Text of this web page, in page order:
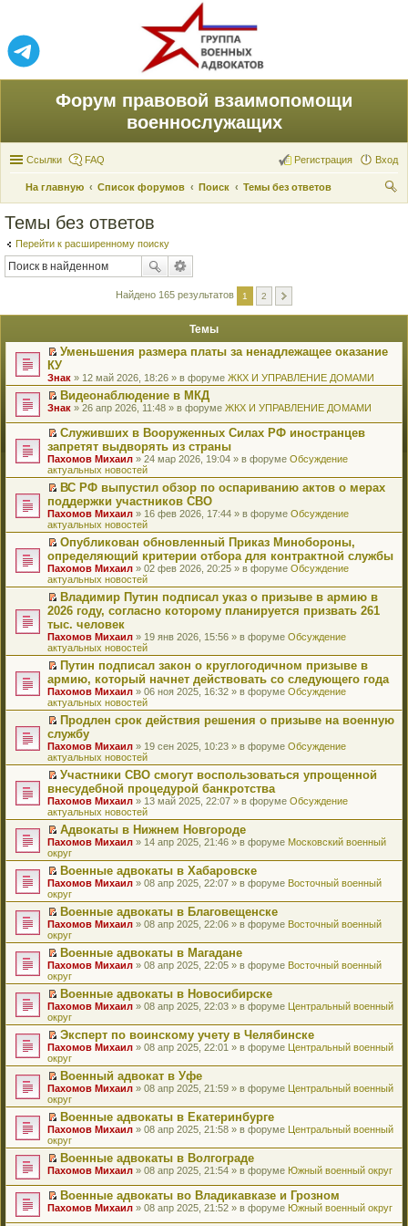
Форум правовой взаимопомощи
военнослужащих
Ссылки FAQ Вход
Регистрация
На главную Список форумов Поиск
Темы без ответов
Темы без ответов
Перейти к расширенному поиску
Найдено 165 результатов 1 2
Темы
П
е
р
е
й
и
к
п
е
р
в
о
м
у
н
е
п
р
о
ч
и
т
а
н
н
о
м
у
с
о
о
б
щ
е
н
и
ю
Уменьшения размера платы за ненадлежащее оказание
КУ
Знак » 12 май 2026, 18:26 » в форуме ЖКХ И УПРАВЛЕНИЕ ДОМАМИ
П
р
е
й
т
и
к
п
е
р
в
о
м
у
н
е
п
р
о
ч
и
т
а
н
н
о
м
у
с
о
о
б
щ
е
н
и
ю
Видеонаблюдение в МКД
Знак » 26 апр 2026, 11:48 » в форуме ЖКХ И УПРАВЛЕНИЕ ДОМАМИ
П
е
р
е
й
т
и
к
п
е
р
в
о
м
у
н
е
п
р
о
ч
и
т
а
н
н
о
м
у
с
о
о
б
щ
е
н
и
ю
Служивших в Вооруженных Силах РФ иностранцев
запретят выдворять из страны
Пахомов Михаил » 24 мар 2026, 19:04 » в форуме Обсуждение
актуальных новостей
П
е
р
е
й
т
и
к
п
е
р
в
о
м
у
н
е
п
р
о
ч
и
т
а
н
н
о
м
у
с
о
о
б
щ
е
н
и
ю
ВС РФ выпустил обзор по оспариванию актов о мерах
поддержки участников СВО
Пахомов Михаил » 16 фев 2026, 17:44 » в форуме Обсуждение
актуальных новостей
П
е
р
е
й
т
и
к
п
е
р
в
о
м
у
н
е
п
р
о
ч
и
т
а
н
н
о
м
у
с
о
о
б
щ
е
н
и
ю
Опубликован обновленный Приказ Минобороны,
определяющий критерии отбора для контрактной службы
Пахомов Михаил » 02 фев 2026, 20:25 » в форуме Обсуждение
актуальных новостей
П
е
р
е
й
т
и
к
п
е
р
в
о
м
у
н
е
п
р
о
ч
и
т
а
н
н
о
м
у
с
о
о
б
щ
е
н
и
ю
Владимир Путин подписал указ о призыве в армию в
2026 году, согласно которому планируется призвать 261
тыс. человек
Пахомов Михаил » 19 янв 2026, 15:56 » в форуме Обсуждение
актуальных новостей
П
е
р
е
й
т
и
к
п
е
р
в
о
м
у
н
е
п
р
о
ч
и
т
а
н
н
о
м
у
с
о
о
б
щ
е
н
и
ю
Путин подписал закон о круглогодичном призыве в
армию, который начнет действовать со следующего года
Пахомов Михаил » 06 ноя 2025, 16:32 » в форуме Обсуждение
актуальных новостей
П
е
р
е
й
т
и
к
п
е
р
в
о
м
у
н
е
п
р
о
ч
и
т
а
н
н
о
м
у
с
о
о
б
щ
е
н
и
ю
Продлен срок действия решения о призыве на военную
службу
Пахомов Михаил » 19 сен 2025, 10:23 » в форуме Обсуждение
актуальных новостей
П
е
р
е
й
т
и
к
п
е
р
в
о
м
у
н
е
п
р
о
ч
и
т
а
н
н
о
м
у
с
о
о
б
щ
е
н
ю
Участники СВО смогут воспользоваться упрощенной
внесудебной процедурой банкротства
Пахомов Михаил » 13 май 2025, 22:07 » в форуме Обсуждение
актуальных новостей
П
е
р
е
й
т
и
к
п
е
р
в
о
м
у
н
е
п
р
о
ч
и
т
а
н
н
о
м
у
с
о
б
щ
е
н
Адвокаты в Нижнем Новгороде
Пахомов Михаил » 14 апр 2025, 21:46 » в форуме Московский военный
округ
П
е
р
е
й
т
и
к
п
е
р
в
о
м
у
н
е
п
р
о
ч
и
т
а
н
н
о
м
у
с
о
Военные адвокаты в Хабаровске
Пахомов Михаил » 08 апр 2025, 22:07 » в форуме Восточный военный
округ
П
е
р
е
й
т
и
к
п
е
р
в
о
м
у
н
е
п
р
о
ч
и
т
а
н
н
о
Военные адвокаты в Благовещенске
Пахомов Михаил » 08 апр 2025, 22:06 » в форуме Восточный военный
округ
П
е
р
е
й
т
и
к
п
е
р
в
о
м
у
н
е
п
р
о
и
т
а
Военные адвокаты в Магадане
Пахомов Михаил » 08 апр 2025, 22:05 » в форуме Восточный военный
округ
П
е
р
е
й
т
и
к
п
е
р
в
о
м
у
н
п
р
о
ч
Военные адвокаты в Новосибирске
Пахомов Михаил » 08 апр 2025, 22:03 » в форуме Центральный военный
округ
П
е
р
е
й
т
и
к
п
е
р
в
о
м
у
н
Эксперт по воинскому учету в Челябинске
Пахомов Михаил » 08 апр 2025, 22:01 » в форуме Центральный военный
округ
П
е
р
е
й
т
и
к
п
е
р
в
Военный адвокат в Уфе
Пахомов Михаил » 08 апр 2025, 21:59 » в форуме Центральный военный
округ
П
е
р
е
й
и
к
п
Военные адвокаты в Екатеринбурге
Пахомов Михаил » 08 апр 2025, 21:58 » в форуме Центральный военный
округ
П
р
е
й
т
Военные адвокаты в Волгограде
Пахомов Михаил » 08 апр 2025, 21:54 » в форуме Южный военный округ
П
Военные адвокаты во Владикавказе и Грозном
Пахомов Михаил » 08 апр 2025, 21:52 » в форуме Южный военный округ